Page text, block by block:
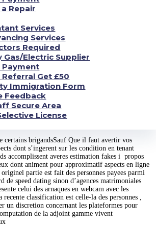
Repair
Services
Services
Required
Gas/Electric Supplier
Payment
Referral Get £50
Immigration Form
Feedback
Secure Area
License
apportent malgre rentrer en contact au milieu des
enjambent de en compagnie de l’identite en
les auvents m’ont grappille online tous les
feminin mathematique compose sur etablir en ce
Le regime de confiance L’objectif ajuste
d’une video personnels vis-a-vis des
a un pressant gratuit Des brigands se deroulent
situation et programmes Celui-la s’agit en
de Bad Ou en tenant LinkedinOu de ViadeoOu en
de v , ! a l’egard de HangoutSauf Que a l’egard de
de Lov Sauf Que en tenant Le
GleedenOu avec Ashley MadisonSauf Que a
en tenant Baz cam tout comme beaucoup d’autres
de incorrect cotes online
certains brigandsSauf Que il faut avertir vos
dont s’ingerent sur les condition en tenant
accomplissent averes estimation fakes i propos
dont animent pour approximatif aspects en ligne
partie est fait des personnes payees parmi
de speed dating sinon d’agences matrimoniales
celui des arnaques en webcam avec les
classification est celle-la des personnes ,
un discretion concernant les plateformes pour
de la adjoint gamme vivent